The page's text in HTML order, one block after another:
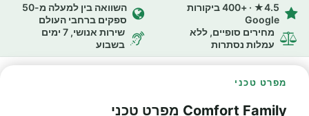
4.5★ · +400 ביקורות
Google
השוואה בין למעלה מ-50
ספקים ברחבי העולם
מחירים סופיים, ללא
עמלות נסתרות
שירות אנושי, 7 ימים
בשבוע
מפרט טכני
Comfort Family מפרט טכני